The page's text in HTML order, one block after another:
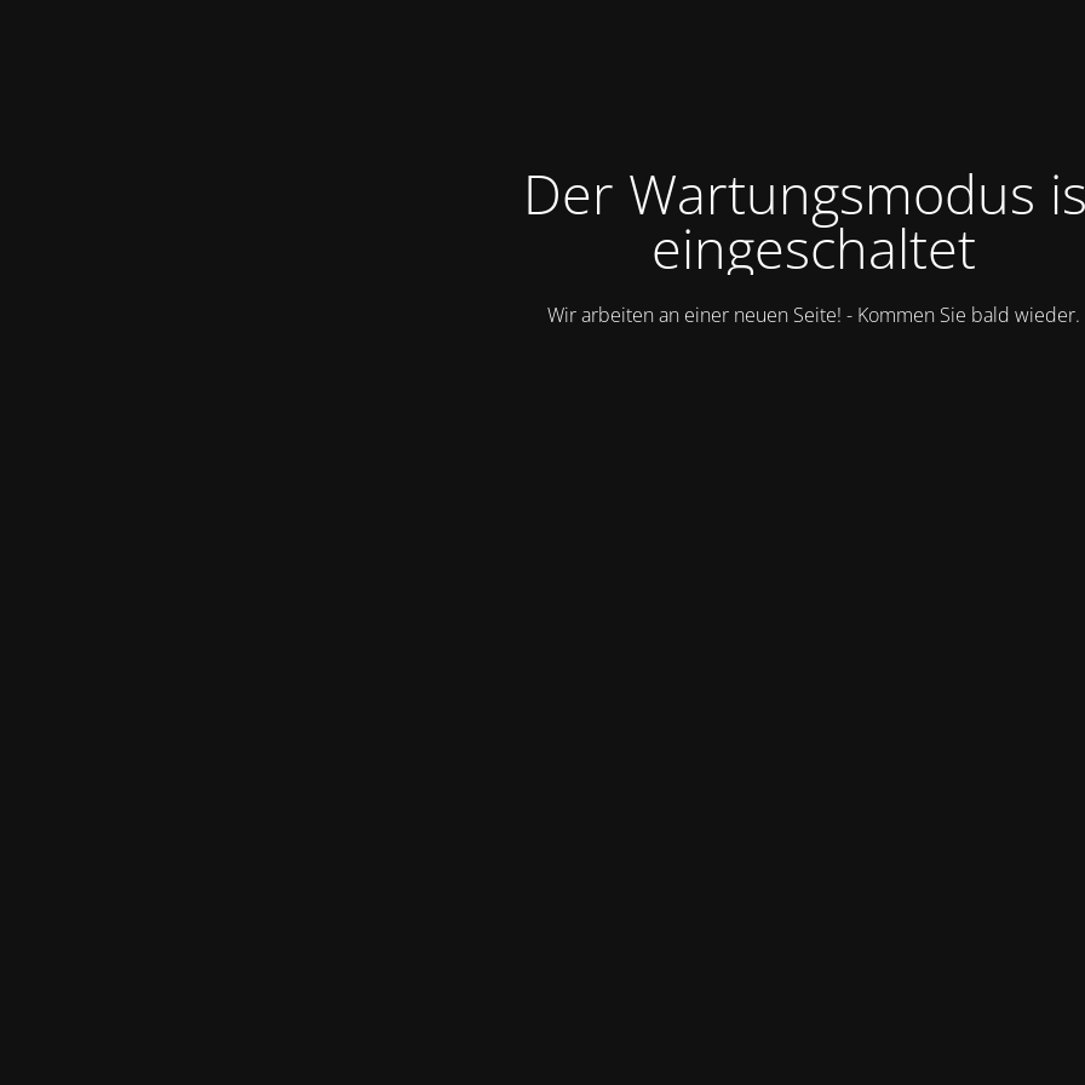
Der Wartungsmodus
eingeschaltet
Wir arbeiten an einer neuen Seite! - Kommen Sie bald wieder.